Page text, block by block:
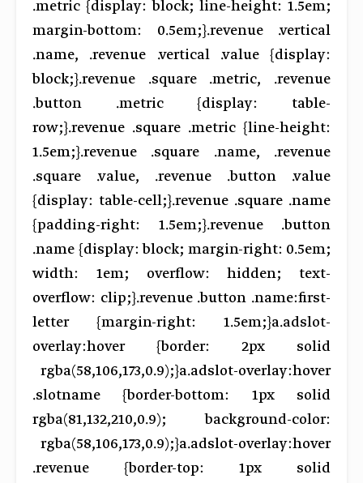
.metric {display: block; line-height: 1.5em;
margin-bottom: 0.5em;}.revenue .vertical
.name, .revenue .vertical .value {display:
block;}.revenue .square .metric, .revenue
.button .metric {display: table-
row;}.revenue .square .metric {line-height:
1.5em;}.revenue .square .name, .revenue
.square .value, .revenue .button .value
{display: table-cell;}.revenue .square .name
{padding-right: 1.5em;}.revenue .button
.name {display: block; margin-right: 0.5em;
width: 1em; overflow: hidden; text-
overflow: clip;}.revenue .button .name:first-
letter {margin-right: 1.5em;}a.adslot-
overlay:hover {border: 2px solid
rgba(58,106,173,0.9);}a.adslot-overlay:hover
.slotname {border-bottom: 1px solid
rgba(81,132,210,0.9); background-color:
rgba(58,106,173,0.9);}a.adslot-overlay:hover
.revenue {border-top: 1px solid